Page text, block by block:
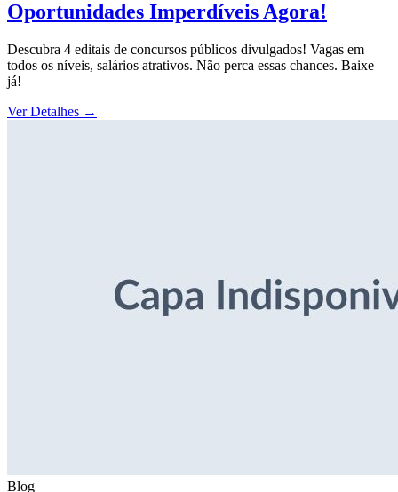
Oportunidades Imperdíveis Agora!
Descubra 4 editais de concursos públicos divulgados! Vagas em
todos os níveis, salários atrativos. Não perca essas chances. Baixe
já!
Ver Detalhes →
Blog